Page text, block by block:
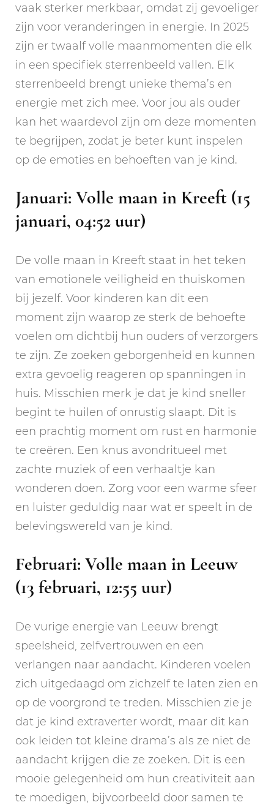
vaak sterker merkbaar, omdat zij gevoeliger
zijn voor veranderingen in energie. In 2025
zijn er twaalf volle maanmomenten die elk
in een specifiek sterrenbeeld vallen. Elk
sterrenbeeld brengt unieke thema’s en
energie met zich mee. Voor jou als ouder
kan het waardevol zijn om deze momenten
te begrijpen, zodat je beter kunt inspelen
op de emoties en behoeften van je kind.
Januari: Volle maan in Kreeft (15
januari, 04:52 uur)
De volle maan in Kreeft staat in het teken
van emotionele veiligheid en thuiskomen
bij jezelf. Voor kinderen kan dit een
moment zijn waarop ze sterk de behoefte
voelen om dichtbij hun ouders of verzorgers
te zijn. Ze zoeken geborgenheid en kunnen
extra gevoelig reageren op spanningen in
huis. Misschien merk je dat je kind sneller
begint te huilen of onrustig slaapt. Dit is
een prachtig moment om rust en harmonie
te creëren. Een knus avondritueel met
zachte muziek of een verhaaltje kan
wonderen doen. Zorg voor een warme sfeer
en luister geduldig naar wat er speelt in de
belevingswereld van je kind.
Februari: Volle maan in Leeuw
(13 februari, 12:55 uur)
De vurige energie van Leeuw brengt
speelsheid, zelfvertrouwen en een
verlangen naar aandacht. Kinderen voelen
zich uitgedaagd om zichzelf te laten zien en
op de voorgrond te treden. Misschien zie je
dat je kind extraverter wordt, maar dit kan
ook leiden tot kleine drama’s als ze niet de
aandacht krijgen die ze zoeken. Dit is een
mooie gelegenheid om hun creativiteit aan
te moedigen, bijvoorbeeld door samen te